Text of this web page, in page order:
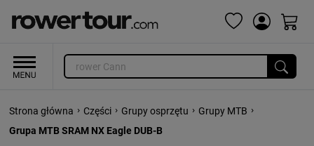
Strona główna › Części › Grupy osprzętu › Grupy MTB ›
Grupa MTB SRAM NX Eagle DUB-B